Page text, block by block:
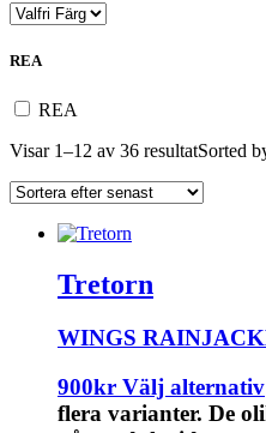
REA
REA
Visar 1–12 av 36 resultatSorted
Tretorn
WINGS
900kr Välj alternativ
flera varianter. De